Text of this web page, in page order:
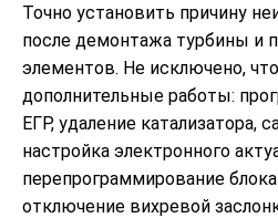
Точно установить причину
после демонтажа турбины и
элементов. Не исключено,
дополнительные работы:
ЕГР, удаление катализатора,
настройка электронного
перепрограммирование
отключение вихревой